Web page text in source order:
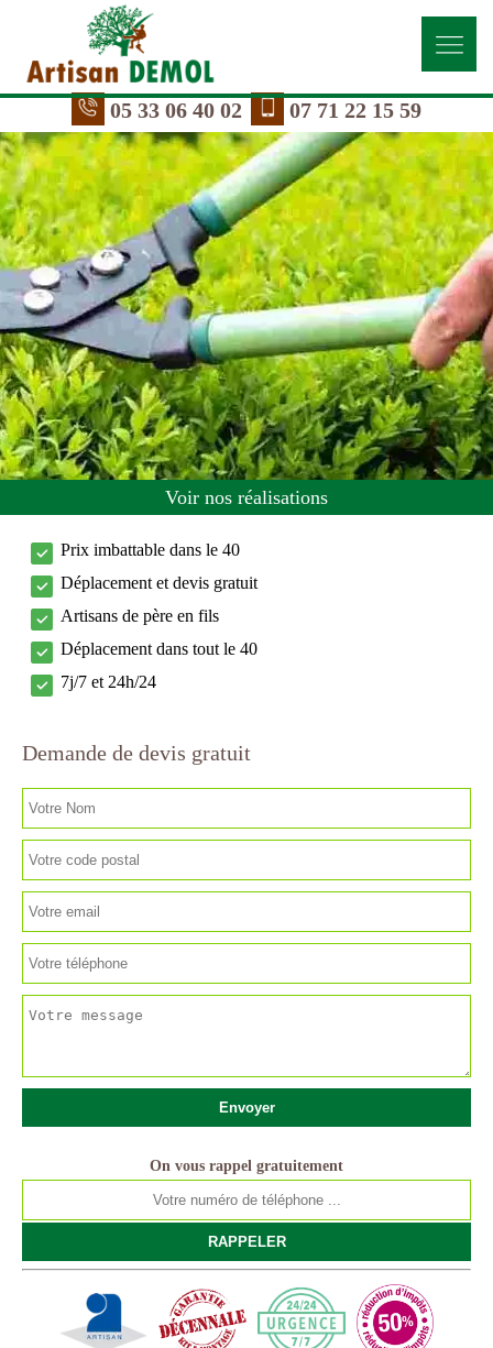
05 33 06 40 02 07 71 22 15 59
Voir nos réalisations
Prix imbattable dans le 40
Déplacement et devis gratuit
Artisans de père en fils
Déplacement dans tout le 40
7j/7 et 24h/24
Demande de devis gratuit
On vous rappel gratuitement